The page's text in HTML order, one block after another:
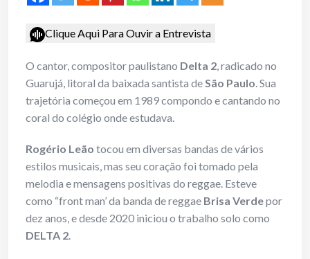
Clique Aqui Para Ouvir a Entrevista
O cantor, compositor paulistano Delta 2, radicado no
Guarujá, litoral da baixada santista deSão Paulo. Sua
trajetória começou em 1989 compondo e cantando no
coral do colégio onde estudava.
Rogério Leão tocou em diversas bandas de vários
estilos musicais, mas seu coração foi tomado pela
melodia e mensagens positivas do reggae. Esteve
como “front man’ da banda de reggae Brisa Verdepor
dez anos, e desde 2020 iniciou o trabalho solo como
DELTA 2.